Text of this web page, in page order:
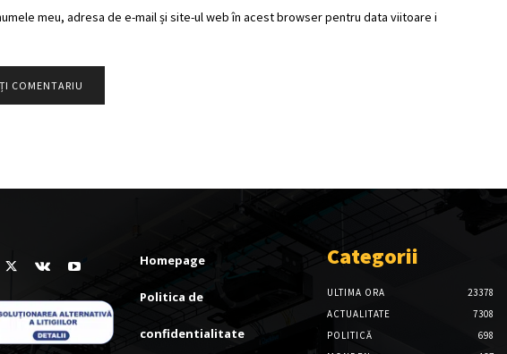
meu, adresa de e-mail și site-ul web în acest browser pentru data viitoare i
Homepage
Politica de
confidentialitate
Categorii
ULTIMA ORA
23378
ACTUALITATE
7308
POLITICĂ
698